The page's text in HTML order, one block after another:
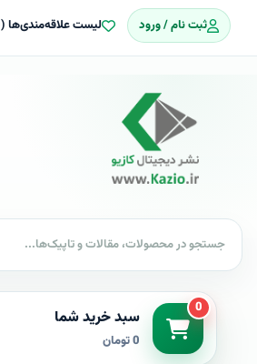
ثبت نام / ورود لیست علاقه‌مندی‌ها (0)
0 سبد خرید شما
0 تومان